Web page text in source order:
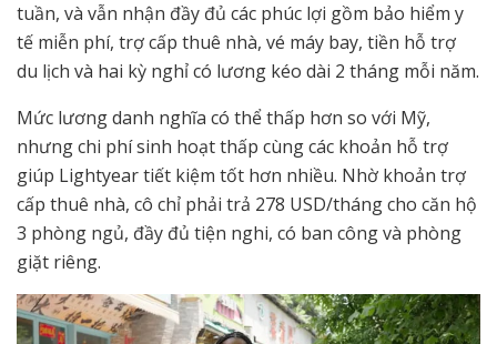
tuần, và vẫn nhận đầy đủ các phúc lợi gồm bảo hiểm y
tế miễn phí, trợ cấp thuê nhà, vé máy bay, tiền hỗ trợ
du lịch và hai kỳ nghỉ có lương kéo dài 2 tháng mỗi năm.
Mức lương danh nghĩa có thể thấp hơn so với Mỹ,
nhưng chi phí sinh hoạt thấp cùng các khoản hỗ trợ
giúp Lightyear tiết kiệm tốt hơn nhiều. Nhờ khoản trợ
cấp thuê nhà, cô chỉ phải trả 278 USD/tháng cho căn hộ
3 phòng ngủ, đầy đủ tiện nghi, có ban công và phòng
giặt riêng.